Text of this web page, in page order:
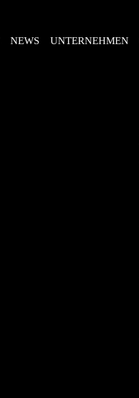
NEWS UNTERNEHMEN